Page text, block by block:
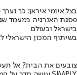
בצל איומי איראן: כך
פסגת האנרגיה במעמד
בישראל ובעולם
בשיתוף המכון הישראלי
צובעים את הבית? אל